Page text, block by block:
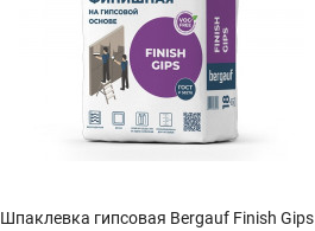
Шпаклевка гипсовая Bergauf Finish Gips